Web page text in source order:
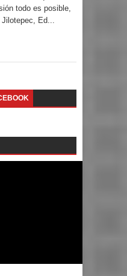
todo es posible,
Ed...